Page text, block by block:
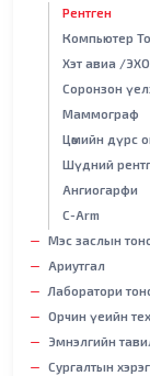
Рентген
Компьютер
Хэт авиа /
Соронзон
Маммограф
Цөмийн дүрс
Шүдний
Ангиогарфи
С-Arm
Мэс заслын тоног
Ариутгал
Лаборатори тоног
Орчин үеийн
Эмнэлгийн
Сургалтын